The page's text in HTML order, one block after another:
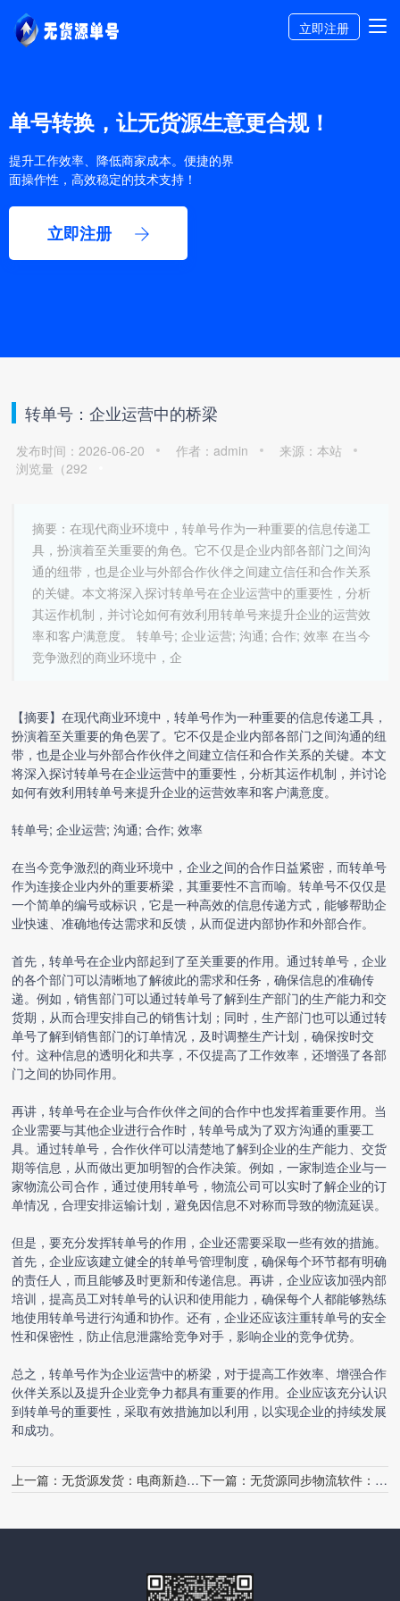
立即注册
单号转换，让无货源生意更合规！
提升工作效率、降低商家成本。便捷的界
面操作性，高效稳定的技术支持！
立即注册
转单号：企业运营中的桥梁
发布时间：2026-06-20 作者：admin
来源：本站
浏览量（292
摘要：在现代商业环境中，转单号作为一种重要的信息传递工
具，扮演着至关重要的角色。它不仅是企业内部各部门之间沟
通的纽带，也是企业与外部合作伙伴之间建立信任和合作关系
的关键。本文将深入探讨转单号在企业运营中的重要性，分析
其运作机制，并讨论如何有效利用转单号来提升企业的运营效
率和客户满意度。 转单号; 企业运营; 沟通; 合作; 效率 在当今
竞争激烈的商业环境中，企
【摘要】在现代商业环境中，转单号作为一种重要的信息传递工具，
扮演着至关重要的角色罢了。它不仅是企业内部各部门之间沟通的纽
带，也是企业与外部合作伙伴之间建立信任和合作关系的关键。本文
将深入探讨转单号在企业运营中的重要性，分析其运作机制，并讨论
如何有效利用转单号来提升企业的运营效率和客户满意度。
转单号; 企业运营; 沟通; 合作; 效率
在当今竞争激烈的商业环境中，企业之间的合作日益紧密，而转单号
作为连接企业内外的重要桥梁，其重要性不言而喻。转单号不仅仅是
一个简单的编号或标识，它是一种高效的信息传递方式，能够帮助企
业快速、准确地传达需求和反馈，从而促进内部协作和外部合作。
首先，转单号在企业内部起到了至关重要的作用。通过转单号，企业
的各个部门可以清晰地了解彼此的需求和任务，确保信息的准确传
递。例如，销售部门可以通过转单号了解到生产部门的生产能力和交
货期，从而合理安排自己的销售计划；同时，生产部门也可以通过转
单号了解到销售部门的订单情况，及时调整生产计划，确保按时交
付。这种信息的透明化和共享，不仅提高了工作效率，还增强了各部
门之间的协同作用。
再讲，转单号在企业与合作伙伴之间的合作中也发挥着重要作用。当
企业需要与其他企业进行合作时，转单号成为了双方沟通的重要工
具。通过转单号，合作伙伴可以清楚地了解到企业的生产能力、交货
期等信息，从而做出更加明智的合作决策。例如，一家制造企业与一
家物流公司合作，通过使用转单号，物流公司可以实时了解企业的订
单情况，合理安排运输计划，避免因信息不对称而导致的物流延误。
但是，要充分发挥转单号的作用，企业还需要采取一些有效的措施。
首先，企业应该建立健全的转单号管理制度，确保每个环节都有明确
的责任人，而且能够及时更新和传递信息。再讲，企业应该加强内部
培训，提高员工对转单号的认识和使用能力，确保每个人都能够熟练
地使用转单号进行沟通和协作。还有，企业还应该注重转单号的安全
性和保密性，防止信息泄露给竞争对手，影响企业的竞争优势。
总之，转单号作为企业运营中的桥梁，对于提高工作效率、增强合作
伙伴关系以及提升企业竞争力都具有重要的作用。企业应该充分认识
到转单号的重要性，采取有效措施加以利用，以实现企业的持续发展
和成功。
上一篇：无货源发货：电商新趋势，物流新挑战 下一篇： 无货源同步物流软件：革新电商物流的新动力